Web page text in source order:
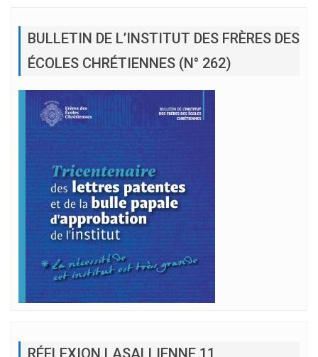
BULLETIN DE L’INSTITUT DES FRÈRES DES
ÉCOLES CHRÉTIENNES (N° 262)
RÉFLEXION LASALLIENNE 11